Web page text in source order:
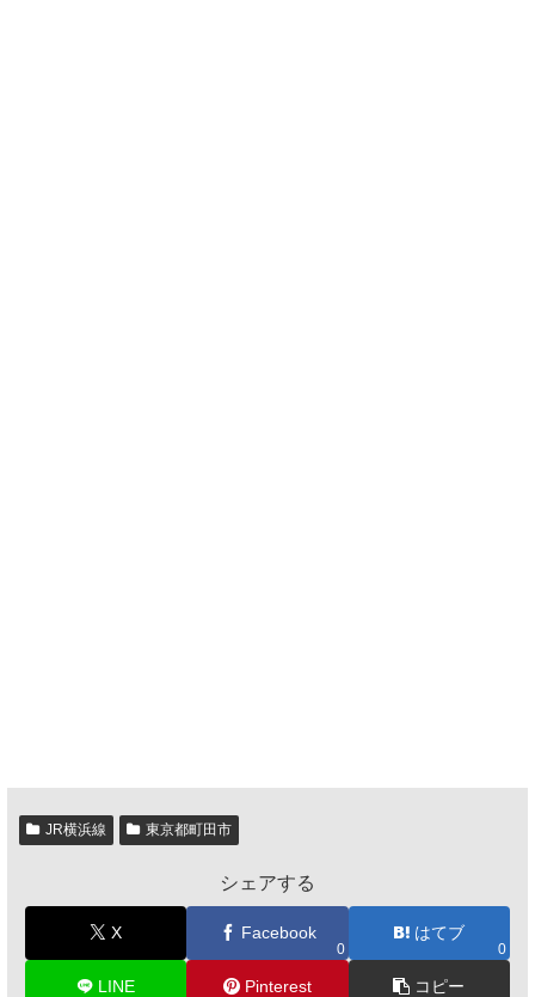
JR横浜線 東京都町田市
シェアする
X Facebook
0
はてブ
0
LINE Pinterest コピー